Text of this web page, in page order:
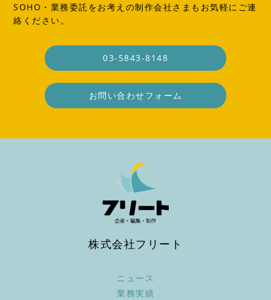
SOHO・業務委託をお考えの制作会社さまもお気軽にご連
絡ください。
03-5843-8148
お問い合わせフォーム
株式会社フリート
ニュース
業務実績